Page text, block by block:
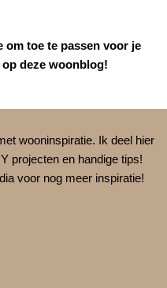
toe te passen voor je
deze woonblog!
wooninspiratie. Ik deel hier
projecten en handige tips!
voor nog meer inspiratie!